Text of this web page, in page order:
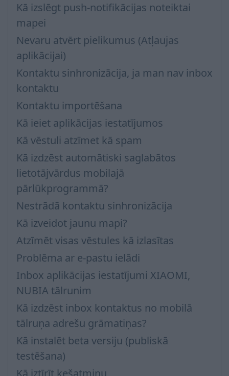
Kā izslēgt push-notifikācijas noteiktai
mapei
Nevaru atvērt pielikumus (Atļaujas
aplikācijai)
Kontaktu sinhronizācija, ja man nav inbox
kontaktu
Kontaktu importēšana
Kā ieiet aplikācijas iestatījumos
Kā vēstuli atzīmet kā spam
Kā izdzēst automātiski saglabātos
lietotājvārdus mobilajā
pārlūkprogrammā?
Nestrādā kontaktu sinhronizācija
Kā izveidot jaunu mapi?
Atzīmēt visas vēstules kā izlasītas
Problēma ar e-pastu ielādi
Inbox aplikācijas iestatījumi XIAOMI,
NUBIA tālrunim
Kā izdzēst inbox kontaktus no mobilā
tālruņa adrešu grāmatiņas?
Kā instalēt beta versiju (publiskā
testēšana)
Kā iztīrīt kešatmiņu